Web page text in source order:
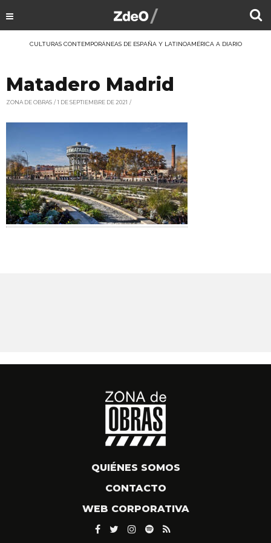
CULTURAS CONTEMPORÁNEAS DE ESPAÑA Y LATINOAMÉRICA A DIARIO
Matadero Madrid
ZONA DE OBRAS 1 DE SEPTIEMBRE DE 2021
QUIÉNES SOMOS
CONTACTO
WEB CORPORATIVA